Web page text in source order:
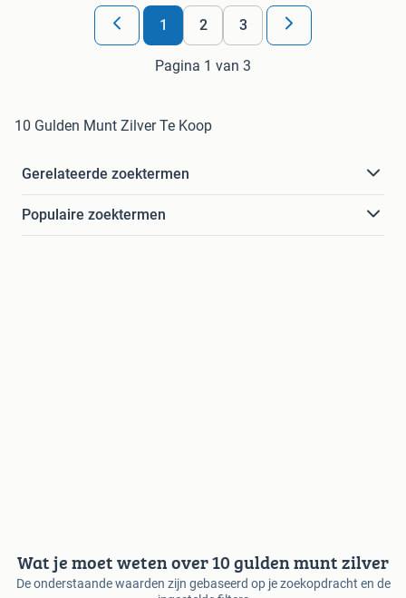
1 2 3
Pagina 1 van 3
10 Gulden Munt Zilver Te Koop
Gerelateerde zoektermen
Populaire zoektermen
Wat je moet weten over 10 gulden munt zilver
De onderstaande waarden zijn gebaseerd op je zoekopdracht en de